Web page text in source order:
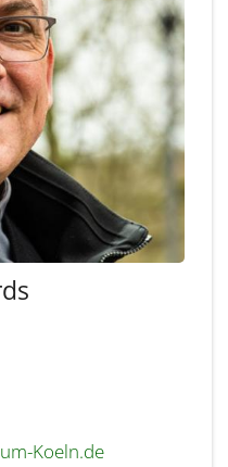
Koeln.de